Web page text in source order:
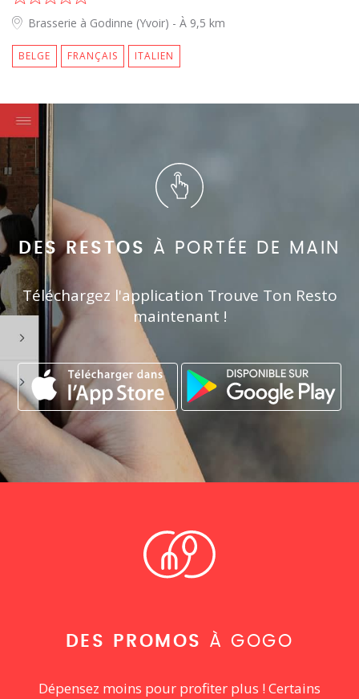
Brasserie à Godinne (Yvoir) - À 9,5 km
BELGE FRANÇAIS ITALIEN
DES RESTOS À PORTÉE DE MAIN
Téléchargez l'application Trouve Ton Resto
maintenant !
DES PROMOS À GOGO
Dépensez moins pour profiter plus ! Certains